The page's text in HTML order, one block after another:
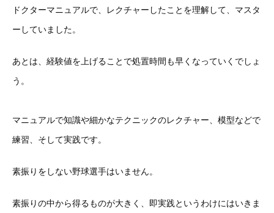
ドクターマニュアルで、レクチャーしたことを理解して、マスタ
ーしていました。
あとは、経験値を上げることで処置時間も早くなっていくでしょ
う。
マニュアルで知識や細かなテクニックのレクチャー、模型などで
練習、そして実践です。
素振りをしない野球選手はいません。
素振りの中から得るものが大きく、即実践というわけにはいきま